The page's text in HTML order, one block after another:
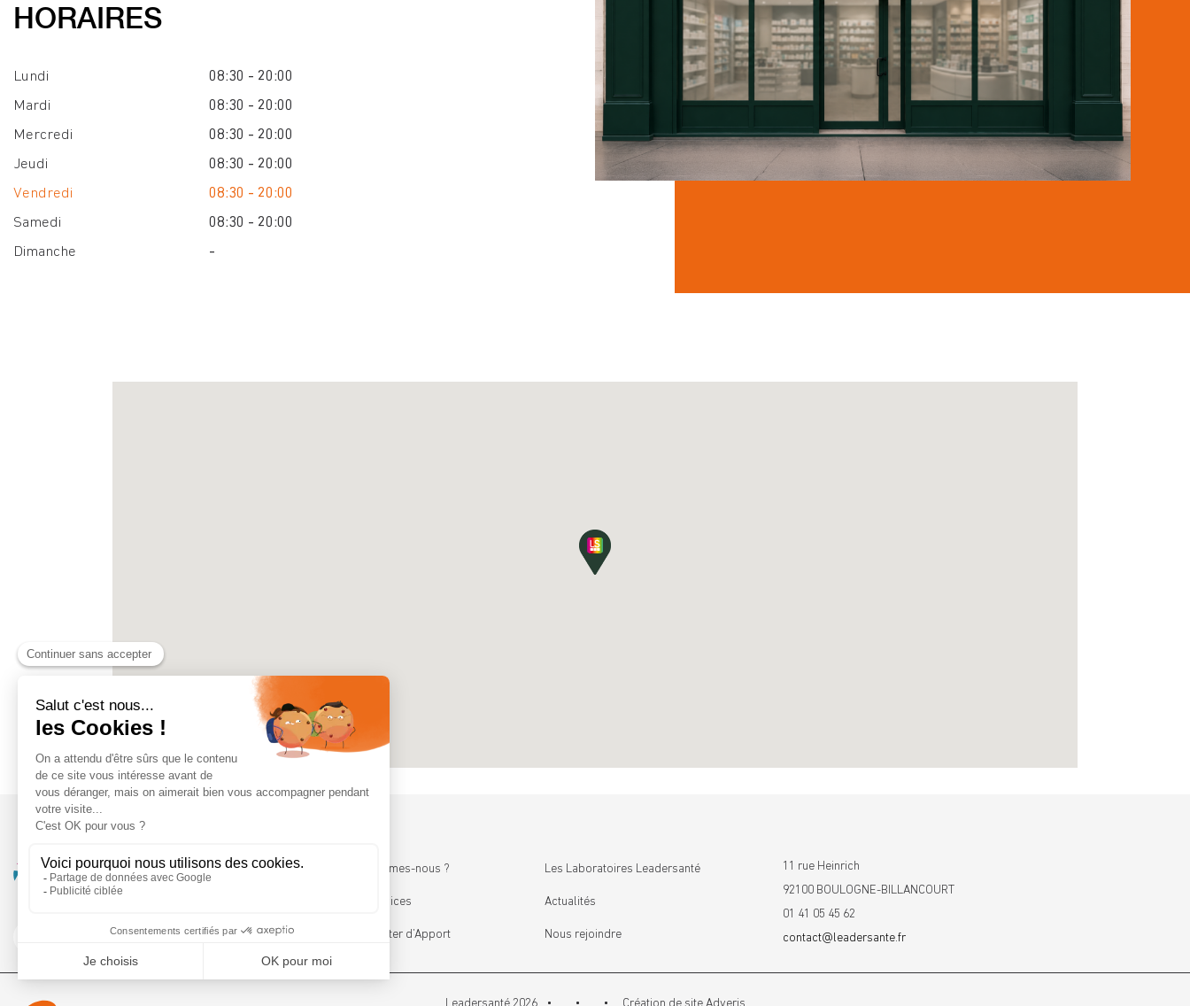
HORAIRES
Lundi
08:30 - 20:00
Mardi
08:30 - 20:00
Mercredi
08:30 - 20:00
Jeudi
08:30 - 20:00
Vendredi
08:30 - 20:00
Samedi
08:30 - 20:00
Dimanche
-
Qui sommes-nous ?
Les services
Le Booster d’Apport
Les Laboratoires Leadersanté
Actualités
Nous rejoindre
11 rue Heinrich
92100 BOULOGNE-BILLANCOURT
01 41 05 45 62
contact@leadersante.fr
Leadersanté 2026 Création de site Adveris